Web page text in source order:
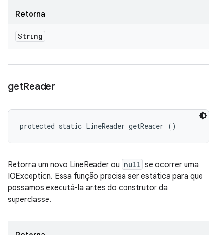
Retorna
String
getReader
protected static LineReader getReader ()
Retorna um novo LineReader ou null se ocorrer uma
IOException. Essa função precisa ser estática para que
possamos executá-la antes do construtor da
superclasse.